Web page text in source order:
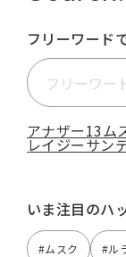
フリーワード
アナザー13ム
レイジーサン
いま注目のハ
#ムスク #ル